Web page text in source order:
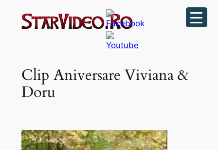
Clip Aniversare Viviana &
Doru